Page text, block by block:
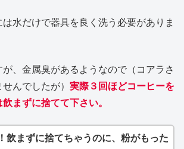
は水だけで器具を良く洗う必要がありま
、金属臭があるようなので（コアラさ
んでしたが） 実際３回ほどコーヒーを
まずに捨てて下さい。
飲まずに捨てちゃうのに、粉がもった